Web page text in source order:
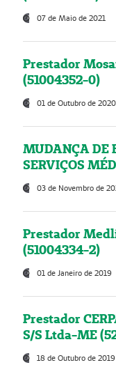
07 de Maio de 2021
Prestador
(51004352-0)
01 de Outubro de 2020
MUDANÇA DE
SERVIÇOS
03 de Novembro de
Prestador
(51004334-2)
01 de Janeiro de 2019
Prestador
S/S Ltda-ME
18 de Outubro de 2019